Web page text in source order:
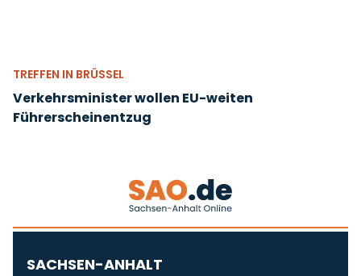
TREFFEN IN BRÜSSEL
Verkehrsminister wollen EU-weiten
Führerscheinentzug
SACHSEN-ANHALT